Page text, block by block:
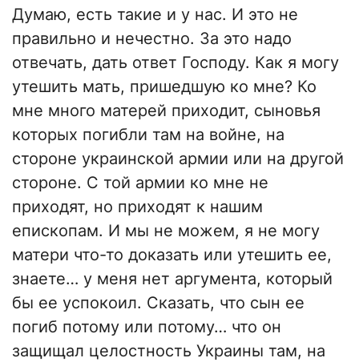
Думаю, есть такие и у нас. И это не
правильно и нечестно. За это надо
отвечать, дать ответ Господу. Как я могу
утешить мать, пришедшую ко мне? Ко
мне много матерей приходит, сыновья
которых погибли там на войне, на
стороне украинской армии или на другой
стороне. С той армии ко мне не
приходят, но приходят к нашим
епископам. И мы не можем, я не могу
матери что-то доказать или утешить ее,
знаете… у меня нет аргумента, который
бы ее успокоил. Сказать, что сын ее
погиб потому или потому… что он
защищал целостность Украины там, на